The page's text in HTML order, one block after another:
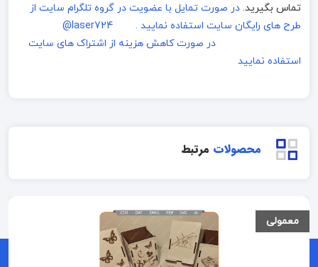
تماس بگیرید. در صورت تمایل با عضویت در گروه تلگرام سایت از
طرح های رایگان سایت استفاده نمایید . laser724@
در صورت کاهش هزینه از اشتراک های سایت
استفاده نمایید
محصولات مرتبط
معمولی